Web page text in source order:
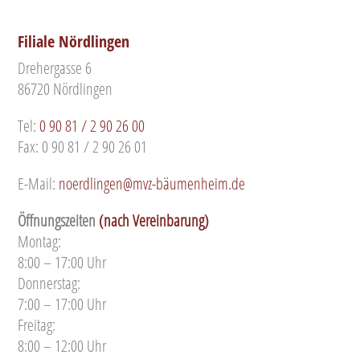
Filiale Nördlingen
Drehergasse 6
86720 Nördlingen
Tel:0 90 81 / 2 90 26 00
Fax: 0 90 81 / 2 90 26 01
E-Mail: noerdlingen@mvz-bäumenheim.de
Öffnungszeiten (nach Vereinbarung)
Montag:
8:00 – 17:00 Uhr
Donnerstag:
7:00 – 17:00 Uhr
Freitag:
8:00 – 12:00 Uhr